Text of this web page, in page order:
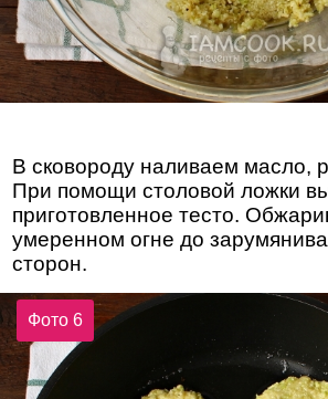
В сковороду наливаем масло,
При помощи столовой ложки
приготовленное тесто.
умеренном огне до
сторон.
Фото 6